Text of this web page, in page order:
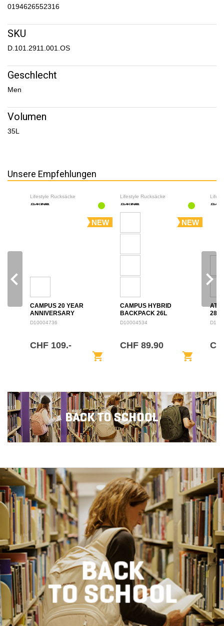
0194626552316
SKU
D.101.2911.001.OS
Geschlecht
Men
Volumen
35L
Unsere Empfehlungen
Lifestyle Rucksäcke
NEW
CAMPUS 20 YEAR
ANNIVERSARY
BACKPACK 28L
D10004736
CHF 109.-
shopping_cart
Lifestyle Rucksäcke
NEW
CAMPUS HYBRID
BACKPACK 26L
D10004534
CHF 89.90
shopping_cart
28L
navigate_before navigate_next